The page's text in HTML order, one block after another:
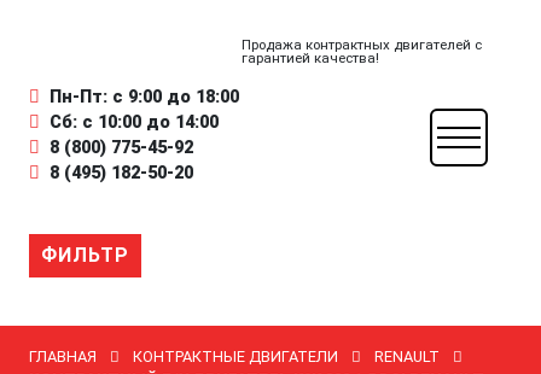
Продажа контрактных двигателей с
гарантией качества!
Пн-Пт: с 9:00 до 18:00
Сб: с 10:00 до 14:00
8 (800) 775-45-92
8 (495) 182-50-20
ФИЛЬТР
ГЛАВНАЯ КОНТРАКТНЫЕ ДВИГАТЕЛИ
RENAULT